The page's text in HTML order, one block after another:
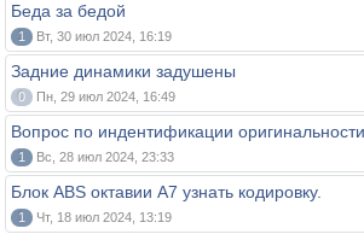
Беда за бедой
1 Вт, 30 июл 2024, 16:19
Задние динамики задушены
0 Пн, 29 июл 2024, 16:49
Вопрос по индентификации
1 Вс, 28 июл 2024, 23:33
Блок АВS октавии А7 узнать кодировку.
1 Чт, 18 июл 2024, 13:19